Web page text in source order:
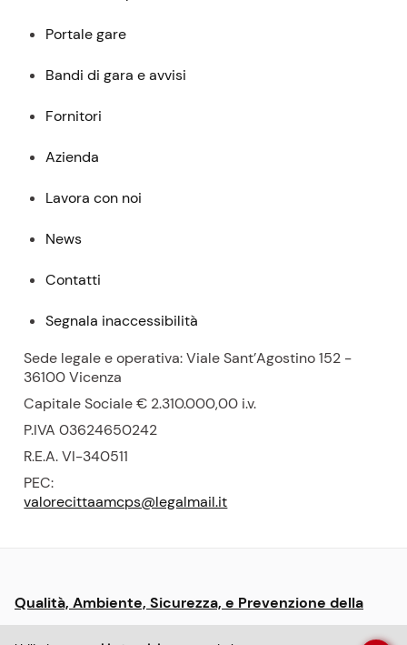
Portale gare
Bandi di gara e avvisi
Fornitori
Azienda
Lavora con noi
News
Contatti
Segnala inaccessibilità
Sede legale e operativa: Viale Sant’Agostino 152 -
36100 Vicenza
Capitale Sociale € 2.310.000,00 i.v.
P.IVA 03624650242
R.E.A.VI-340511
PEC:
valorecittaamcps@legalmail.it
informative
Qualità, Ambiente, Sicurezza, e Prevenzione della